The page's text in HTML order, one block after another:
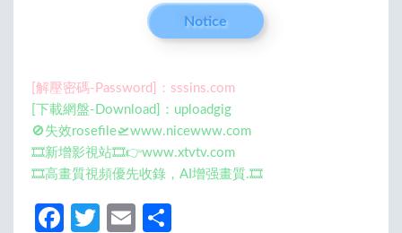
Notice
[解壓密碼-Password]：sssins.com
[下載網盤-Download]：uploadgig
🚫失效rosefile🛫www.nicewww.com
🎞️新增影視站🎞️👉www.xtvtv.com
🎞️高畫質視頻優先收錄，AI增强畫質.🎞️
Fa
T
E